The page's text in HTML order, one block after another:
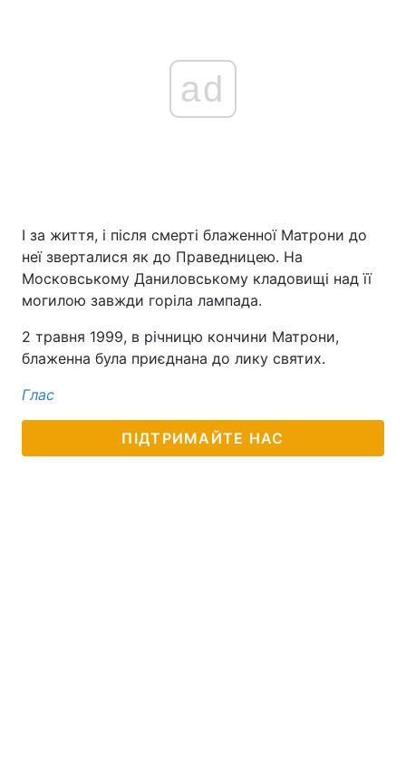
ad
І за життя, і після смерті блаженної Матрони до
неї зверталися як до Праведницею. На
Московському Даниловському кладовищі над її
могилою завжди горіла лампада.
2 травня 1999, в річницю кончини Матрони,
блаженна була приєднана до лику святих.
Глас
ПІДТРИМАЙТЕ НАС